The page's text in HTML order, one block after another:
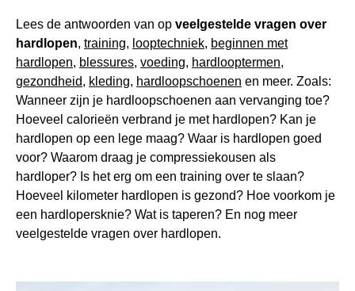
Lees de antwoorden van op veelgestelde vragen over
hardlopen, training, looptechniek, beginnen met
hardlopen, blessures, voeding, hardlooptermen,
gezondheid, kleding, hardloopschoenen en meer. Zoals:
Wanneer zijn je hardloopschoenen aan vervanging toe?
Hoeveel calorieën verbrand je met hardlopen? Kan je
hardlopen op een lege maag? Waar is hardlopen goed
voor? Waarom draag je compressiekousen als
hardloper? Is het erg om een training over te slaan?
Hoeveel kilometer hardlopen is gezond? Hoe voorkom je
een hardlopersknie? Wat is taperen? En nog meer
veelgestelde vragen over hardlopen.